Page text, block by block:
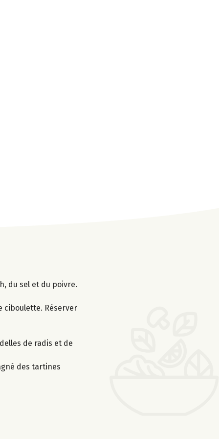
du sel et du poivre.
ciboulette. Réserver
de radis et de
des tartines